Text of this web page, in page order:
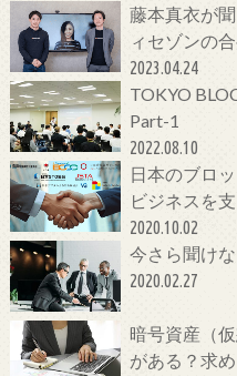
藤本真衣が
ィセゾンの
代金融サービ
2023.04.24
TOKYO
Part-1
2022.08.10
日本のブロ
ビジネスを
2020.10.02
今さら聞け
2020.02.27
暗号資産（
がある？求